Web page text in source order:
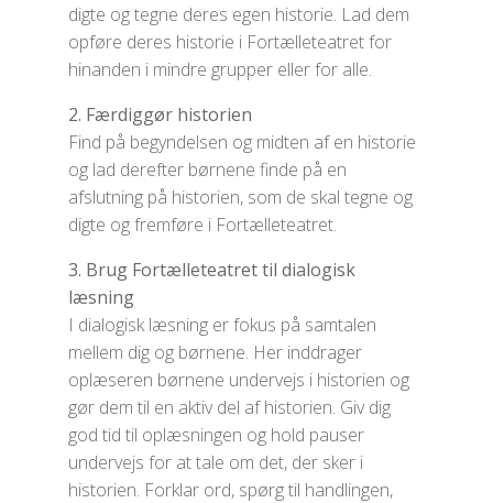
digte og tegne deres egen historie. Lad dem
opføre deres historie i Fortælleteatret for
hinanden i mindre grupper eller for alle.
2. Færdiggør historien
Find på begyndelsen og midten af en historie
og lad derefter børnene finde på en
afslutning på historien, som de skal tegne og
digte og fremføre i Fortælleteatret.
3. Brug Fortælleteatret til dialogisk
læsning
I dialogisk læsning er fokus på samtalen
mellem dig og børnene. Her inddrager
oplæseren børnene undervejs i historien og
gør dem til en aktiv del af historien. Giv dig
god tid til oplæsningen og hold pauser
undervejs for at tale om det, der sker i
historien. Forklar ord, spørg til handlingen,